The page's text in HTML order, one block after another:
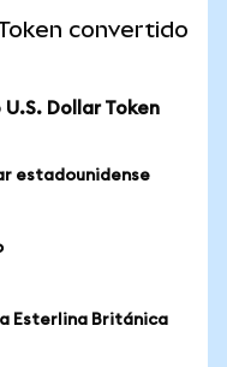
convertido
Dollar Token
estadounidense
Esterlina Británica